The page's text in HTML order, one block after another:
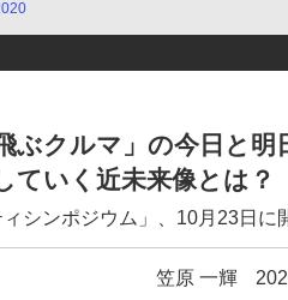
ぶクルマ」の今日と明
ていく近未来像とは？
シンポジウム」、10月23日に
笠原 一輝